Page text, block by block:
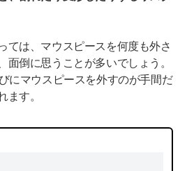
ては、マウスピースを何度も外さ
面倒に思うことが多いでしょう。
にマウスピースを外すのが手間だ
ます。